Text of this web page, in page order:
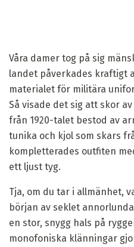
Våra damer tog på sig
landet påverkades kraftigt
materialet för militära
Så visade det sig att skor
från 1920-talet bestod av
tunika och kjol som skars
kompletterades outfiten
ett ljust tyg.
Tja, om du tar i allmänhet,
början av seklet
en stor, snygg hals på
monofoniska klänningar